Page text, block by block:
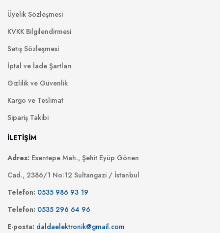
Üyelik Sözleşmesi
KVKK Bilgilendirmesi
Satış Sözleşmesi
İptal ve İade Şartları
Gizlilik ve Güvenlik
Kargo ve Teslimat
Sipariş Takibi
İLETİŞİM
Adres: Esentepe Mah., Şehit Eyüp Gönen
Cad., 2386/1 No:12 Sultangazi / İstanbul
Telefon: 0535 986 93 19
Telefon: 0535 296 64 96
E-posta: daldaelektronik@gmail.com